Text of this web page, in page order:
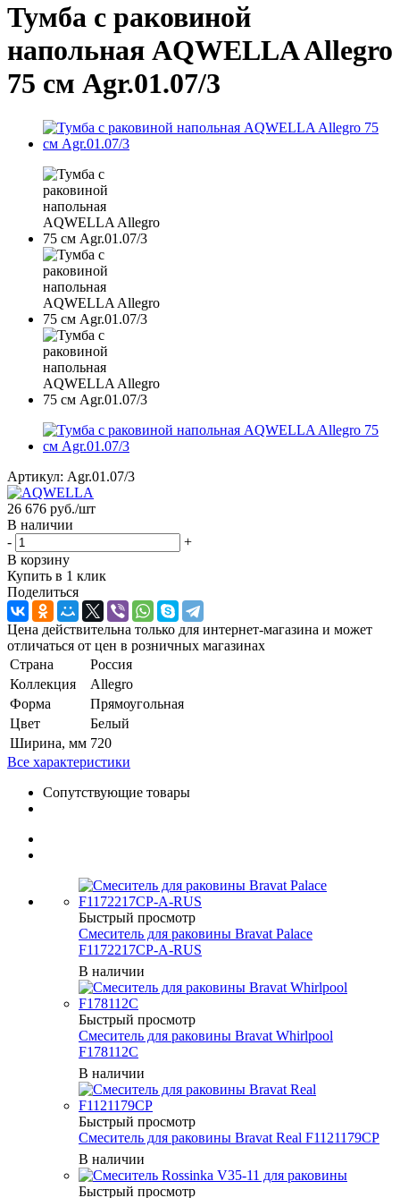
Тумба с раковиной
напольная AQWELLA Allegro
75 см Agr.01.07/3
Артикул: Agr.01.07/3
26 676 руб./шт
В наличии
-
+
В корзину
Купить в 1 клик
Поделиться
Цена действительна только для интернет-магазина и может
отличаться от цен в розничных магазинах
Страна
Россия
Коллекция
Allegro
Форма
Прямоугольная
Цвет
Белый
Ширина, мм 720
Все характеристики
Сопутствующие товары
Быстрый просмотр
Смеситель для раковины Bravat Palace
F1172217CP-A-RUS
В наличии
Быстрый просмотр
Смеситель для раковины Bravat Whirlpool
F178112C
В наличии
Быстрый просмотр
Смеситель для раковины Bravat Real F1121179CP
В наличии
Быстрый просмотр